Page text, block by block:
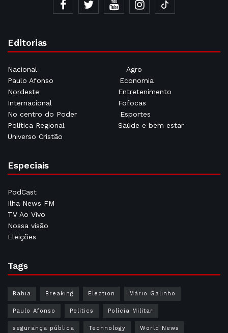
Editorias
Nacional
Agro
Paulo Afonso
Economia
Nordeste
Entretenimento
Internacional
Fofocas
No centro do Poder
Esportes
Política Regional
Saúde e bem estar
Universo Cristão
Especiais
PodCast
Ilha News FM
TV Ao Vivo
Nossa visão
Eleições
Tags
Bahia Breaking Election Mário Galinho
Paulo Afonso Politics Polícia Militar
segurança pública Technology World News